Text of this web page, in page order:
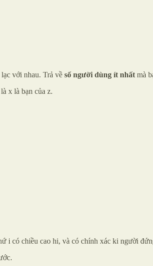
với nhau. Trả về số người dùng ít nhất mà
x là bạn của z.
có chiều cao hi, và có chính xác ki người